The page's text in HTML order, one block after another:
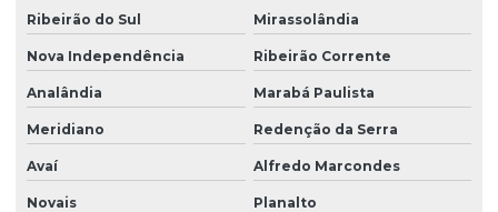
Ribeirão do Sul Mirassolândia
Nova Independência Ribeirão Corrente
Analândia Marabá Paulista
Meridiano Redenção da Serra
Avaí Alfredo Marcondes
Novais Planalto